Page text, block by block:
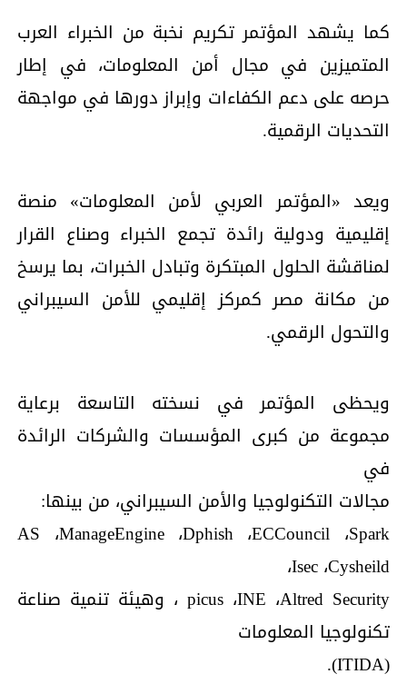
كما يشهد المؤتمر تكريم نخبة من الخبراء العرب
المتميزين في مجال أمن المعلومات، في إطار
حرصه على دعم الكفاءات وإبراز دورها في مواجهة
التحديات الرقمية.
ويعد «المؤتمر العربي لأمن المعلومات» منصة
إقليمية ودولية رائدة تجمع الخبراء وصناع القرار
لمناقشة الحلول المبتكرة وتبادل الخبرات، بما يرسخ
من مكانة مصر كمركز إقليمي للأمن السيبراني
والتحول الرقمي.
ويحظى المؤتمر في نسخته التاسعة برعاية
مجموعة من كبرى المؤسسات والشركات الرائدة
في
مجالات التكنولوجيا والأمن السيبراني، من بينها:
AS ،ManageEngine ،Dphish ،ECCouncil ،Spark
،Isec ،Cysheild
picus ،INE ،Altred Security ، وهيئة تنمية صناعة
تكنولوجيا المعلومات
(ITIDA).